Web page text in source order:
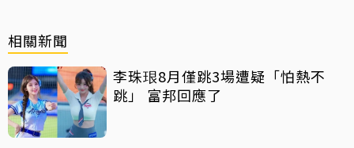
相關新聞
李珠珢8月僅跳3場遭疑「怕熱不
跳」 富邦回應了